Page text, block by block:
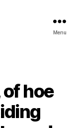
Menu
hoe